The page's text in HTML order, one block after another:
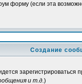
форму (если эта
Создание
и т.д.)